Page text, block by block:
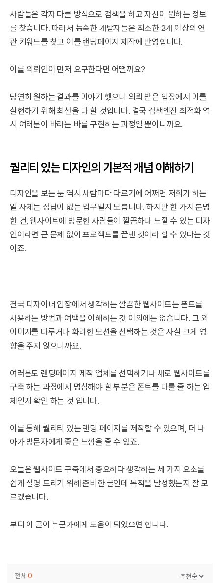
사람들은 각자 다른 방식으로 검색을 하고 자신이 원하는 정보
를 찾습니다. 따라서 능숙한 개발자들은 최소한 2개 이상의 연
관 키워드를 찾고 이를 랜딩페이지 제작에 반영합니다.
이를 의뢰인이 먼저 요구한다면 어떨까요?
당연히 원하는 결과를 이야기 했으니 의뢰 받은 입장에서 이를
실현하기 위해 최선을 다 할 것입니다. 결국 검색엔진 최적화 역
시 여러분이 바라는 바를 구현하는 과정일 뿐이니까요.
퀄리티 있는 디자인의 기본적 개념 이해하기
디자인을 보는 눈 역시 사람마다 다르기에 어쩌면 저희가 하는
일 자체는 정답이 없는 업무일지 모릅니다. 하지만 한 가지 분명
한 건, 웹사이트에 방문한 사람들이 깔끔하다 느낄 수 있는 디자
인이라면 큰 문제 없이 프로젝트를 끝낸 것이라 할 수 있다는 것
이죠.
결국 디자이너 입장에서 생각하는 깔끔한 웹사이트는 폰트를
사용하는 방법과 여백을 이해하는 것 이외에는 없습니다. 그 외
이미지를 다루거나 화려한 모션을 선택하는 것은 사실 크게 영
향을 주지 않으니까요.
여러분도 랜딩페이지 제작 업체를 선택하거나 새로 웹사이트를
구축 하는 과정에서 명심해야 할 부분은 폰트를 다룰 줄 하는 업
체인지 확인 하는 것 입니다.
이를 통해 퀄리티 있는 랜딩 페이지를 제작할 수 있으며, 더 나
아가 방문자에게 좋은 느낌을 줄 수 있죠.
오늘은 웹사이트 구축에서 중요하다 생각하는 세 가지 요소를
쉽게 설명 드리기 위해 준비한 글인데 목적을 달성했는지 잘 모
르겠습니다.
부디 이 글이 누군가에게 도움이 되었으면 합니다.
전체0